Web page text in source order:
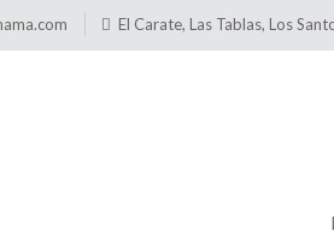
El Carate, Las Tablas, Los